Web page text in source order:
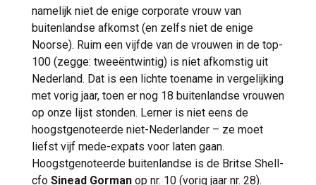
bovendien ‘topvrouw van het jaar’.
Haar professionele loopbaan begon begin
jaren ’90 in communicatie- en
beleidsfuncties. In 1999 maakte zij de
overstap naar de verzekeringswereld bij
Delta Lloyd. Tussen 2009 en 2013 was De
Swart ceo van ABN AMRO Verzekeringen.
Vervolgens keerde zij terug naar Delta Lloyd
als lid van de raad van bestuur. Na de
overname van Delta Lloyd door NN Group
georiënteerd is en nadrukkelijk internationaal
gevormd. ING-ceo Steven van Rijswijk prees
bij haar aanstelling vooral haar ervaring met
grote beursgenoteerde banken en haar
kennis van de Europese financiële sector.
‘Haar kennis van risicomanagement en
strategische ontwikkeling zal van
onschatbare waarde zijn terwijl wij onze
strategie uitvoeren en onze positie als
digitale en duurzame bank verder
versterken’, aldus Van Rijswijk, die met zijn
namelijk niet de enige corporate vrouw van
buitenlandse afkomst (en zelfs niet de enige
Noorse). Ruim een vijfde van de vrouwen in de top-
100 (zegge: tweeëntwintig) is niet afkomstig uit
Nederland. Dat is een lichte toename in vergelijking
met vorig jaar, toen er nog 18 buitenlandse vrouwen
op onze lijst stonden. Lerner is niet eens de
hoogstgenoteerde niet-Nederlander – ze moet
liefst vijf mede-expats voor laten gaan.
Hoogstgenoteerde buitenlandse is de Britse Shell-
cfo Sinead Gorman op nr. 10 (vorig jaar nr. 28).